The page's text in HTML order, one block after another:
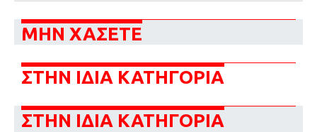
ΜΗΝ ΧΑΣΕΤΕ
ΣΤΗΝ ΙΔΙΑ ΚΑΤΗΓΟΡΙΑ
ΣΤΗΝ ΙΔΙΑ ΚΑΤΗΓΟΡΙΑ